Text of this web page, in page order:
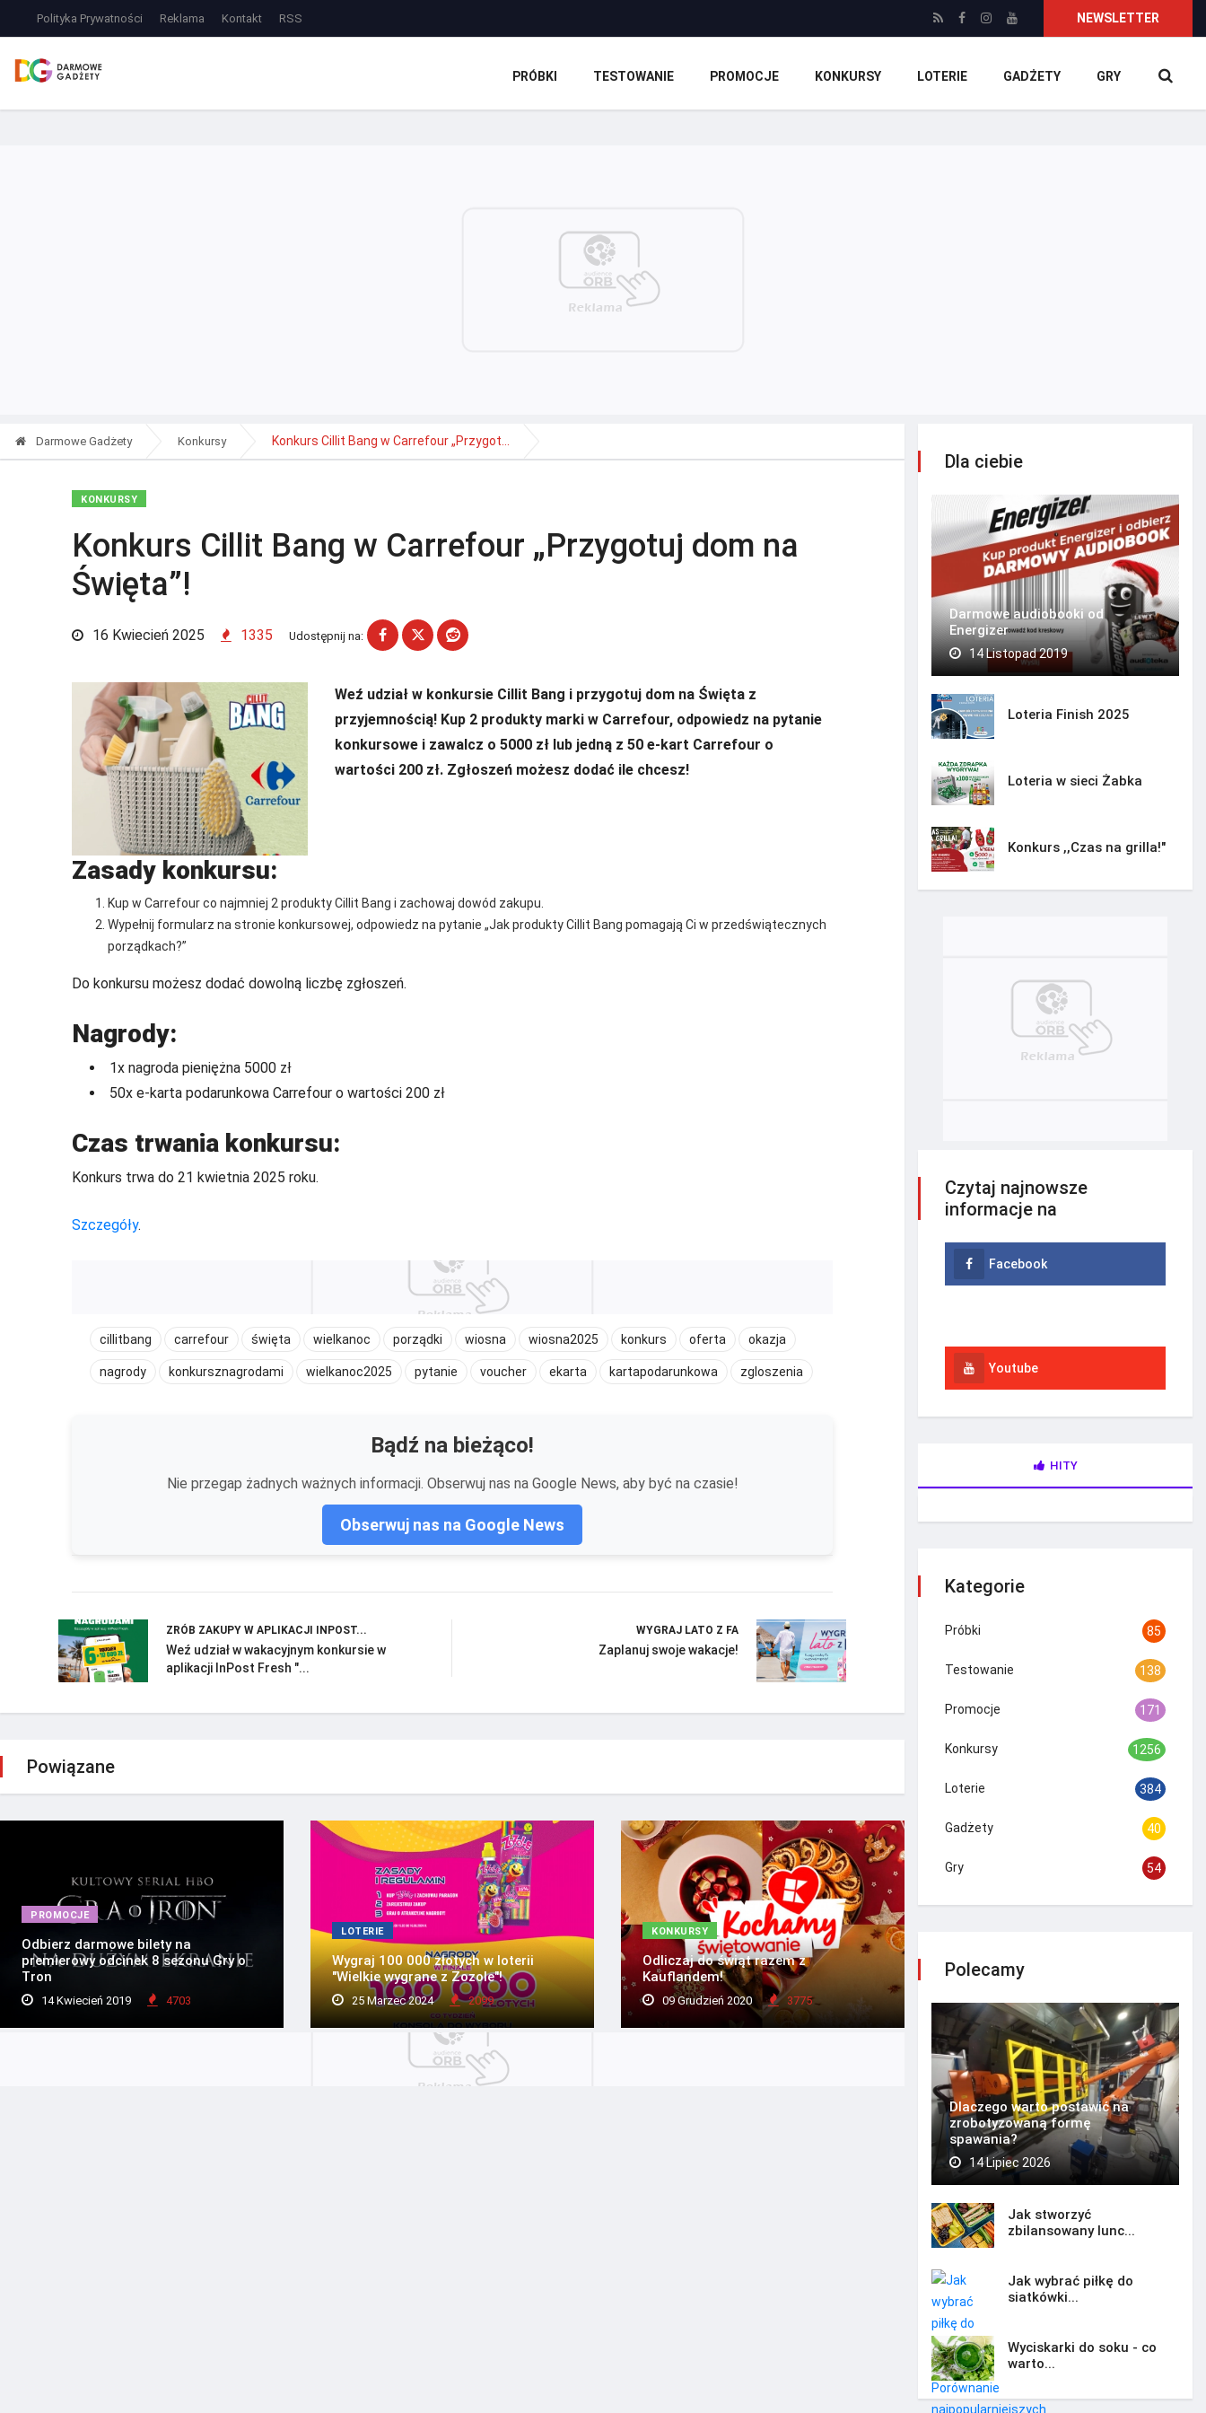
Polityka Prywatności Reklama Kontakt RSS NEWSLETTER
PRÓBKI TESTOWANIE PROMOCJE KONKURSY LOTERIE GADŻETY GRY
Darmowe Gadżety Konkursy Konkurs Cillit Bang w Carrefour „Przygot...
KONKURSY
Konkurs Cillit Bang w Carrefour „Przygotuj dom na
Święta”!
16 Kwiecień 2025 1335 Udostępnij na:
Weź udział w konkursie Cillit Bang i przygotuj dom na Święta z
przyjemnością! Kup 2 produkty marki w Carrefour, odpowiedz na pytanie
konkursowe i zawalcz o 5000 zł lub jedną z 50 e-kart Carrefour o
wartości 200 zł. Zgłoszeń możesz dodać ile chcesz!
Zasady konkursu:
Kup w Carrefour co najmniej 2 produkty Cillit Bang i zachowaj dowód zakupu.
Wypełnij formularz na stronie konkursowej, odpowiedz na pytanie „Jak produkty Cillit Bang pomagają Ci w przedświątecznych
porządkach?”
Do konkursu możesz dodać dowolną liczbę zgłoszeń.
Nagrody:
1x nagroda pieniężna 5000 zł
50x e-karta podarunkowa Carrefour o wartości 200 zł
Czas trwania konkursu:
Konkurs trwa do 21 kwietnia 2025 roku.
Szczegóły.
cillitbang carrefour święta wielkanoc porządki wiosna wiosna2025 konkurs oferta okazja
nagrody konkursznagrodami wielkanoc2025 pytanie voucher ekarta kartapodarunkowa zgloszenia
Bądź na bieżąco!
Nie przegap żadnych ważnych informacji. Obserwuj nas na Google News, aby być na czasie!
Obserwuj nas na Google News
ZRÓB ZAKUPY W APLIKACJI INPOST...
Weź udział w wakacyjnym konkursie w
aplikacji InPost Fresh "...
WYGRAJ LATO Z FA
Zaplanuj swoje wakacje!
Powiązane
PROMOCJE
Odbierz darmowe bilety na
premierowy odcinek 8 sezonu Gry o
Tron
14 Kwiecień 2019 4703
LOTERIE
Wygraj 100 000 złotych w loterii
"Wielkie wygrane z Zozole"!
25 Marzec 2024 2099
KONKURSY
Odliczaj do świąt razem z
Kauflandem!
09 Grudzień 2020 3775
Dla ciebie
Darmowe audiobooki od
Energizer
14 Listopad 2019
Loteria Finish 2025
Loteria w sieci Żabka
Konkurs ,,Czas na grilla!"
Czytaj najnowsze
informacje na
Facebook
Youtube
HITY
Kategorie
Próbki 85
Testowanie 138
Promocje 171
Konkursy 1256
Loterie 384
Gadżety 40
Gry 54
Polecamy
Dlaczego warto postawić na
zrobotyzowaną formę
spawania?
14 Lipiec 2026
Jak stworzyć
zbilansowany lunc...
Jak wybrać piłkę do
siatkówki...
Wyciskarki do soku - co
warto...